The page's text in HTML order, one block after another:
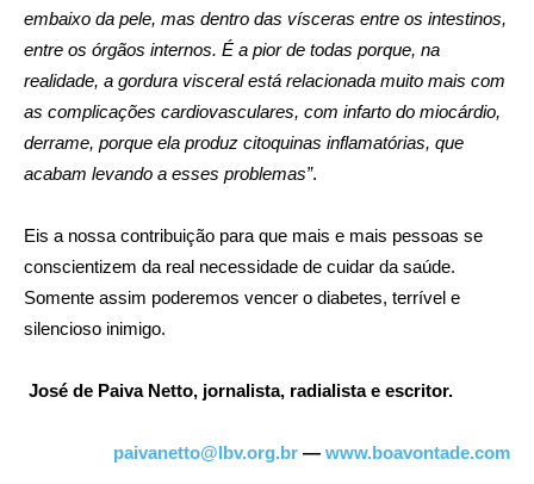
embaixo da pele, mas dentro das vísceras entre os intestinos,
entre os órgãos internos. É a pior de todas porque, na
realidade, a gordura visceral está relacionada muito mais com
as complicações cardiovasculares, com infarto do miocárdio,
derrame, porque ela produz citoquinas inflamatórias, que
acabam levando a esses problemas”.
Eis a nossa contribuição para que mais e mais pessoas se
conscientizem da real necessidade de cuidar da saúde.
Somente assim poderemos vencer o diabetes, terrível e
silencioso inimigo.
José de Paiva Netto, jornalista, radialista e escritor.
paivanetto@lbv.org.br — www.boavontade.com